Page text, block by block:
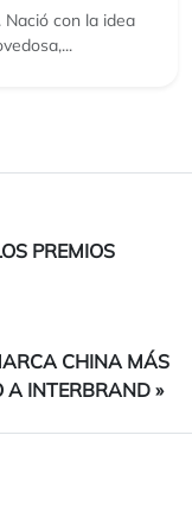
Nació con la idea
PREMIOS
CHINA MÁS
A INTERBRAND »